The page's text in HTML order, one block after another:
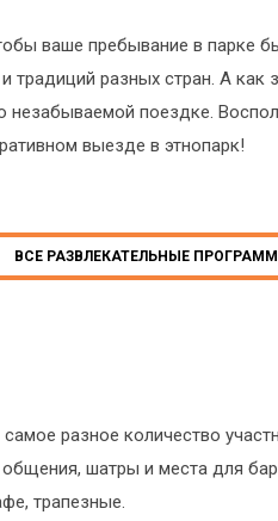
ваше пребывание в парке
традиций разных стран. А
поездке.
выезде в этнопарк!
ВСЕ РАЗВЛЕКАТЕЛЬНЫЕ
разное количество
шатры и места для
трапезные.